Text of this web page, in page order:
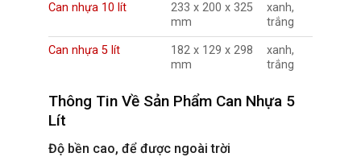
Can nhựa 10 lít
233 x 200 x 325
mm
xanh,
trắng
Can nhựa 5 lít
182 x 129 x 298
mm
xanh,
trắng
Thông Tin Về Sản Phẩm Can Nhựa 5
Lít
Độ bền cao, để được ngoài trời